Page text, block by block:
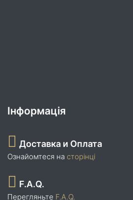
Інформація
Доставка и Оплата
Ознайомтеся на сторінці
F.A.Q.
Перегляньте F.A.Q.